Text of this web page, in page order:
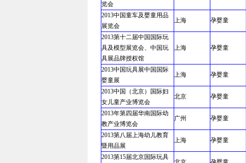
览会
2013中国童车及婴童用品
展览会
上海 孕婴童
2013第十二届中国国际玩
具及模型展览会、中国玩
具展品牌授权馆
上海 孕婴童
2013中国玩具展中国国际
婴童展
上海 孕婴童
2013中国（北京）国际妇
女儿童产业博览会
北京 孕婴童
2013年第四届华南国际幼
教产业博览会
广州 孕婴童
2013第八届上海幼儿教育
暨用品展
上海 孕婴童
2013第15届北京国际玩具